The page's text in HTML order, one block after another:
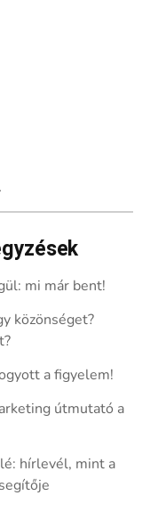
mi már bent!
közönséget?
a figyelem!
útmutató a
hírlevél, mint a